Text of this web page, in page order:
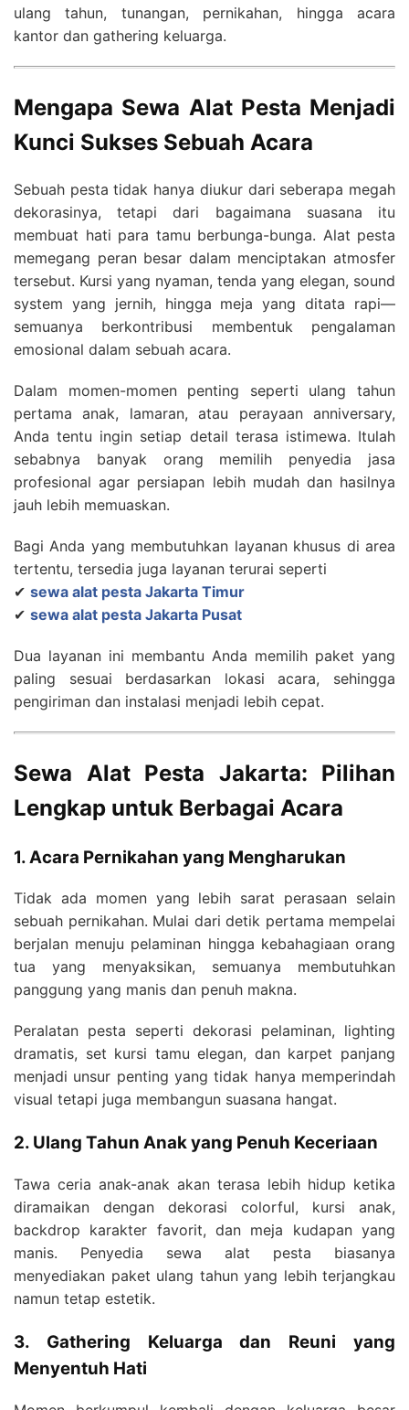
ulang tahun, tunangan, pernikahan, hingga acara
kantor dan gathering keluarga.
Mengapa Sewa Alat Pesta Menjadi
Kunci Sukses Sebuah Acara
Sebuah pesta tidak hanya diukur dari seberapa megah
dekorasinya, tetapi dari bagaimana suasana itu
membuat hati para tamu berbunga-bunga. Alat pesta
memegang peran besar dalam menciptakan atmosfer
tersebut. Kursi yang nyaman, tenda yang elegan, sound
system yang jernih, hingga meja yang ditata rapi—
semuanya berkontribusi membentuk pengalaman
emosional dalam sebuah acara.
Dalam momen-momen penting seperti ulang tahun
pertama anak, lamaran, atau perayaan anniversary,
Anda tentu ingin setiap detail terasa istimewa. Itulah
sebabnya banyak orang memilih penyedia jasa
profesional agar persiapan lebih mudah dan hasilnya
jauh lebih memuaskan.
Bagi Anda yang membutuhkan layanan khusus di area
tertentu, tersedia juga layanan terurai seperti
✔ sewa alat pesta Jakarta Timur
✔ sewa alat pesta Jakarta Pusat
Dua layanan ini membantu Anda memilih paket yang
paling sesuai berdasarkan lokasi acara, sehingga
pengiriman dan instalasi menjadi lebih cepat.
Sewa Alat Pesta Jakarta: Pilihan
Lengkap untuk Berbagai Acara
1. Acara Pernikahan yang Mengharukan
Tidak ada momen yang lebih sarat perasaan selain
sebuah pernikahan. Mulai dari detik pertama mempelai
berjalan menuju pelaminan hingga kebahagiaan orang
tua yang menyaksikan, semuanya membutuhkan
panggung yang manis dan penuh makna.
Peralatan pesta seperti dekorasi pelaminan, lighting
dramatis, set kursi tamu elegan, dan karpet panjang
menjadi unsur penting yang tidak hanya memperindah
visual tetapi juga membangun suasana hangat.
2. Ulang Tahun Anak yang Penuh Keceriaan
Tawa ceria anak-anak akan terasa lebih hidup ketika
diramaikan dengan dekorasi colorful, kursi anak,
backdrop karakter favorit, dan meja kudapan yang
manis. Penyedia sewa alat pesta biasanya
menyediakan paket ulang tahun yang lebih terjangkau
namun tetap estetik.
3. Gathering Keluarga dan Reuni yang
Menyentuh Hati